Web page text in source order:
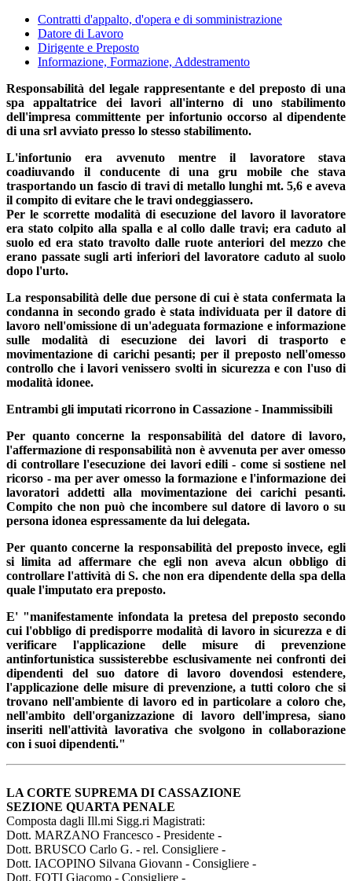
Contratti d'appalto, d'opera e di somministrazione
Datore di Lavoro
Dirigente e Preposto
Informazione, Formazione, Addestramento
Responsabilità del legale rappresentante e del preposto di una
spa appaltatrice dei lavori all'interno di uno stabilimento
dell'impresa committente per infortunio occorso al dipendente
di una srl avviato presso lo stesso stabilimento.
L'infortunio era avvenuto mentre il lavoratore stava
coadiuvando il conducente di una gru mobile che stava
trasportando un fascio di travi di metallo lunghi mt. 5,6 e aveva
il compito di evitare che le travi ondeggiassero.
Per le scorrette modalità di esecuzione del lavoro il lavoratore
era stato colpito alla spalla e al collo dalle travi; era caduto al
suolo ed era stato travolto dalle ruote anteriori del mezzo che
erano passate sugli arti inferiori del lavoratore caduto al suolo
dopo l'urto.
La responsabilità delle due persone di cui è stata confermata la
condanna in secondo grado è stata individuata per il datore di
lavoro nell'omissione di un'adeguata formazione e informazione
sulle modalità di esecuzione dei lavori di trasporto e
movimentazione di carichi pesanti; per il preposto nell'omesso
controllo che i lavori venissero svolti in sicurezza e con l'uso di
modalità idonee.
Entrambi gli imputati ricorrono in Cassazione - Inammissibili
Per quanto concerne la responsabilità del datore di lavoro,
l'affermazione di responsabilità non è avvenuta per aver omesso
di controllare l'esecuzione dei lavori edili - come si sostiene nel
ricorso - ma per aver omesso la formazione e l'informazione dei
lavoratori addetti alla movimentazione dei carichi pesanti.
Compito che non può che incombere sul datore di lavoro o su
persona idonea espressamente da lui delegata.
Per quanto concerne la responsabilità del preposto invece, egli
si limita ad affermare che egli non aveva alcun obbligo di
controllare l'attività di S. che non era dipendente della spa della
quale l'imputato era preposto.
E' "manifestamente infondata la pretesa del preposto secondo
cui l'obbligo di predisporre modalità di lavoro in sicurezza e di
verificare l'applicazione delle misure di prevenzione
antinfortunistica sussisterebbe esclusivamente nei confronti dei
dipendenti del suo datore di lavoro dovendosi estendere,
l'applicazione delle misure di prevenzione, a tutti coloro che si
trovano nell'ambiente di lavoro ed in particolare a coloro che,
nell'ambito dell'organizzazione di lavoro dell'impresa, siano
inseriti nell'attività lavorativa che svolgono in collaborazione
con i suoi dipendenti."
LA CORTE SUPREMA DI CASSAZIONE
SEZIONE QUARTA PENALE
Composta dagli Ill.mi Sigg.ri Magistrati:
Dott. MARZANO Francesco - Presidente -
Dott. BRUSCO Carlo G. - rel. Consigliere -
Dott. IACOPINO Silvana Giovann - Consigliere -
Dott. FOTI Giacomo - Consigliere -